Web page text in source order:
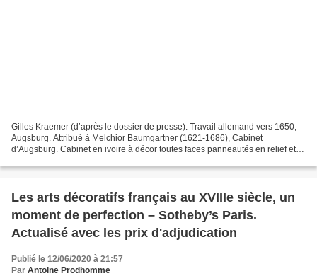
Gilles Kraemer (d’après le dossier de presse). Travail allemand vers 1650,
Augsburg. Attribué à Melchior Baumgartner (1621-1686), Cabinet
d’Augsburg. Cabinet en ivoire à décor toutes faces panneautés en relief et
Les arts décoratifs français au XVIIIe siècle, un
moment de perfection – Sotheby’s Paris.
Actualisé avec les prix d'adjudication
Publié le 12/06/2020 à 21:57
Par Antoine Prodhomme